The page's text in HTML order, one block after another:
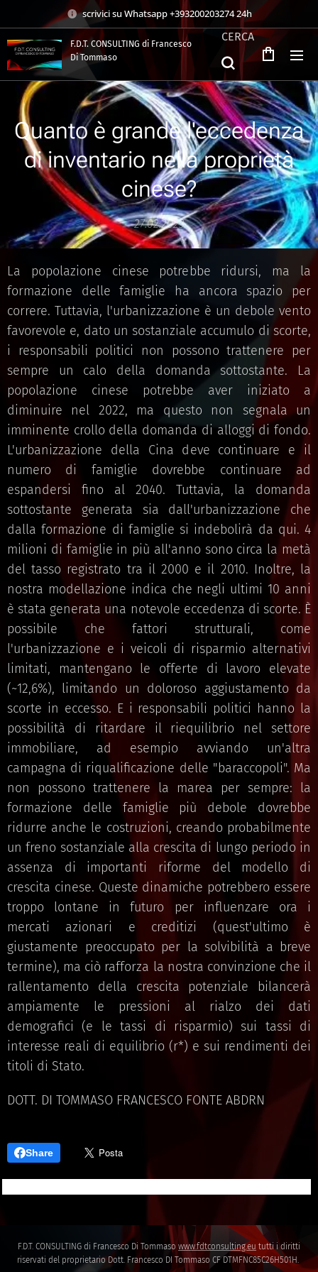
scrivici su Whatsapp +393200203274 24h
F.D.T. CONSULTING di Francesco
Di Tommaso
CERCA
Quanto è grande l'eccedenza
di inventario nella proprietà
cinese?
27.02.2023
La popolazione cinese potrebbe ridursi, ma la
formazione delle famiglie ha ancora spazio per
correre. Tuttavia, l'urbanizzazione è un debole vento
favorevole e, dato un sostanziale accumulo di scorte,
i responsabili politici non possono trattenere per
sempre un calo della domanda sottostante. La
popolazione cinese potrebbe aver iniziato a
diminuire nel 2022, ma questo non segnala un
imminente crollo della domanda di alloggi di fondo.
L'urbanizzazione della Cina deve continuare e il
numero di famiglie dovrebbe continuare ad
espandersi fino al 2040. Tuttavia, la domanda
sottostante generata sia dall'urbanizzazione che
dalla formazione di famiglie si indebolirà da qui. 4
milioni di famiglie in più all'anno sono circa la metà
del tasso registrato tra il 2000 e il 2010. Inoltre, la
nostra modellazione indica che negli ultimi 10 anni
è stata generata una notevole eccedenza di scorte. È
possibile che fattori strutturali, come
l'urbanizzazione e i veicoli di risparmio alternativi
limitati, mantengano le offerte di lavoro elevate
(~12,6%), limitando un doloroso aggiustamento da
scorte in eccesso. E i responsabili politici hanno la
possibilità di ritardare il riequilibrio nel settore
immobiliare, ad esempio avviando un'altra
campagna di riqualificazione delle "baraccopoli". Ma
non possono trattenere la marea per sempre: la
formazione delle famiglie più debole dovrebbe
ridurre anche le costruzioni, creando probabilmente
un freno sostanziale alla crescita di lungo periodo in
assenza di importanti riforme del modello di
crescita cinese. Queste dinamiche potrebbero essere
troppo lontane in futuro per influenzare ora i
mercati azionari e creditizi (quest'ultimo è
giustamente preoccupato per la solvibilità a breve
termine), ma ciò rafforza la nostra convinzione che il
rallentamento della crescita potenziale bilancerà
ampiamente le pressioni al rialzo dei dati
demografici (e le tassi di risparmio) sui tassi di
interesse reali di equilibrio (r*) e sui rendimenti dei
titoli di Stato.
DOTT. DI TOMMASO FRANCESCO FONTE ABDRN
Share
F.D.T. CONSULTING di Francesco Di Tommaso www.fdtconsulting.eu tutti i diritti
riservati del proprietario Dott. Francesco DI Tommaso CF DTMFNC85C26H501H.